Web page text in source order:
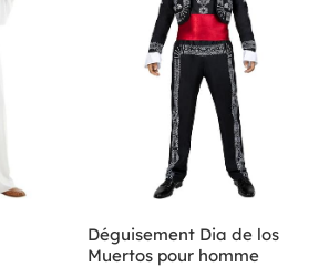
Déguisement Dia de los
Muertos pour homme